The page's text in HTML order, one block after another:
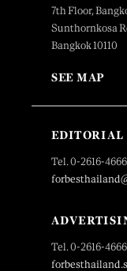
7th Floor,
Sunthornkosa
Bangkok 10110
SEE MAP
EDITORIAL
Tel. 0-2616-
Tel. 0-2616-